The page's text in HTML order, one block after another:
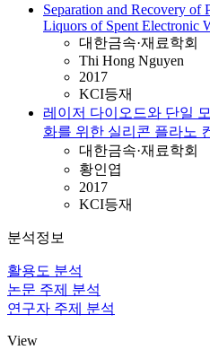
Separation and Recovery of
Liquors of Spent Electronic
대한금속·재료학회
Thi Hong Nguyen
2017
KCI등재
레이저 다이오드와 단일
화를 위한 실리콘 플라노
대한금속·재료학회
황인엽
2017
KCI등재
분석정보
활용도 분석
논문 주제 분석
연구자 주제 분석
View